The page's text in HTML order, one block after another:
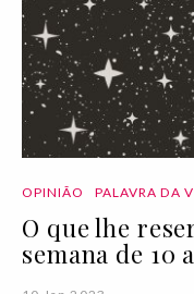
OPINIÃO PALAVRA DA
O que lhe
semana de 10